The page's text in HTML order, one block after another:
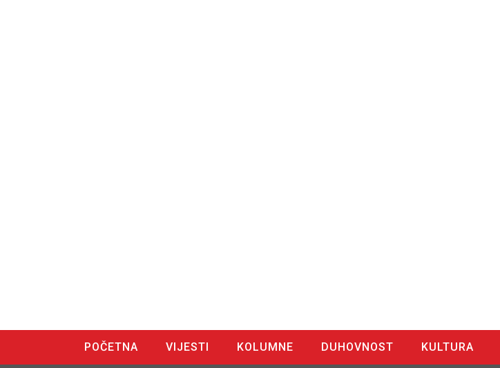
POČETNA VIJESTI KOLUMNE DUHOVNOST KULTURA